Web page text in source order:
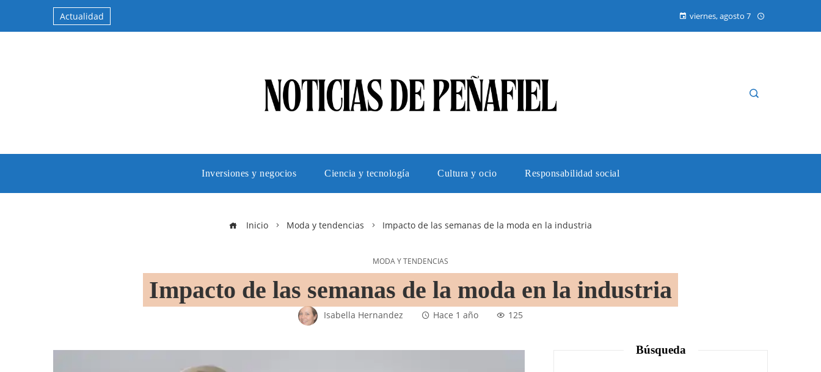
Actualidad viernes, agosto 7
Inversiones y negocios Ciencia y tecnología Cultura y ocio Responsabilidad social
Inicio Moda y tendencias Impacto de las semanas de la moda en la industria
MODA Y TENDENCIAS
Impacto de las semanas de la moda en la industria
Isabella Hernandez Hace 1 año 125
Búsqueda